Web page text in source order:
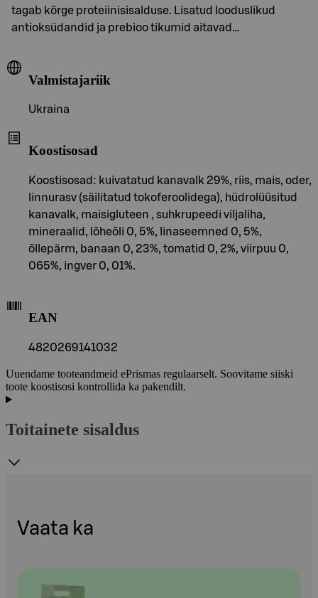
tagab kõrge proteiinisisalduse. Lisatud looduslikud
antioksüdandid ja prebioo tikumid aitavad…
Valmistajariik
Ukraina
Koostisosad
Koostisosad: kuivatatud kanavalk 29%, riis, mais, oder,
linnurasv (säilitatud tokoferoolidega), hüdrolüüsitud
kanavalk, maisigluteen , suhkrupeedi viljaliha,
mineraalid, lõheõli 0, 5%, linaseemned 0, 5%,
õllepärm, banaan 0, 23%, tomatid 0, 2%, viirpuu 0,
065%, ingver 0, 01%.
EAN
4820269141032
Uuendame tooteandmeid ePrismas regulaarselt. Soovitame siiski
toote koostisosi kontrollida ka pakendilt.
Toitainete sisaldus
Vaata ka